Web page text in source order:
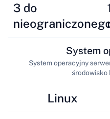
3 do
Linux
System
System operacyjny
środowisko